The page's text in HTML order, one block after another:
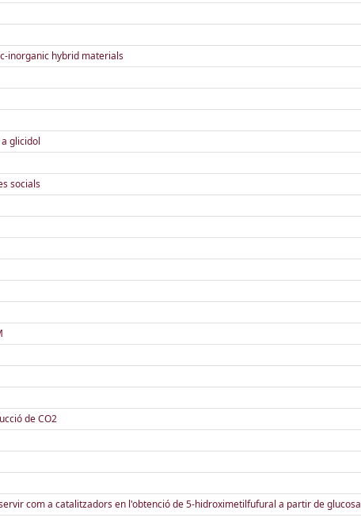
inorganic hybrid materials
glicidol
socials
de CO2
com a catalitzadors en l'obtenció de 5-hidroximetilfufural a partir de glucosa